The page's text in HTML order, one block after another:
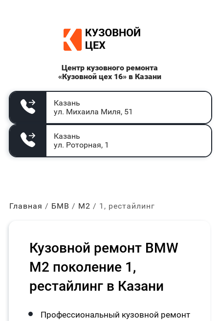
Центр кузовного ремонта
«Кузовной цех 16» в Казани
Казань
ул. Михаила Миля, 51
Казань
ул. Роторная, 1
Главная БМВ М2 1, рестайлинг
Кузовной ремонт BMW
M2 поколение 1,
рестайлинг в Казани
Профессиональный кузовной ремонт